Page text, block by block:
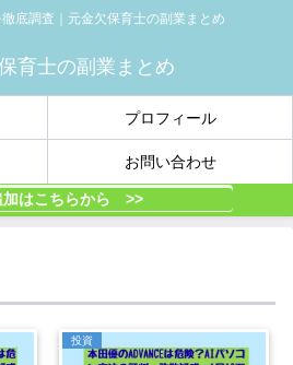
底調査｜元金欠保育士の副業まとめ
プロフィール
お問い合わせ
加はこちらから >>
投資